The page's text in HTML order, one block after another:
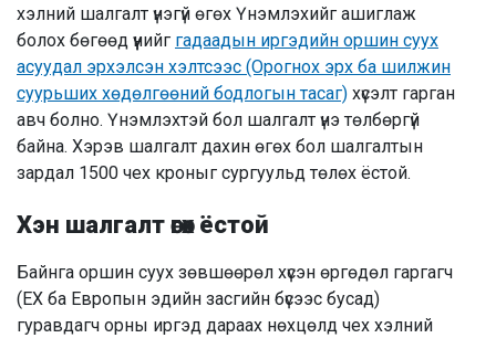
хэлний шалгалт үнэгүй өгөх Үнэмлэхийг ашиглаж
болох бөгөөд үүнийг гадаадын иргэдийн оршин суух
асуудал эрхэлсэн хэлтсээс (Орогнох эрх ба шилжин
суурьших хөдөлгөөний бодлогын тасаг) хүсэлт гарган
авч болно. Үнэмлэхтэй бол шалгалт үнэ төлбөргүй
байна. Хэрэв шалгалт дахин өгөх бол шалгалтын
зардал 1500 чех кроныг сургуульд төлөх ёстой.
Хэн шалгалт өгөх ёстой
Байнга оршин суух зөвшөөрөл хүсэн өргөдөл гаргагч
(ЕХ ба Европын эдийн засгийн бүсээс бусад)
гуравдагч орны иргэд дараах нөхцөлд чех хэлний